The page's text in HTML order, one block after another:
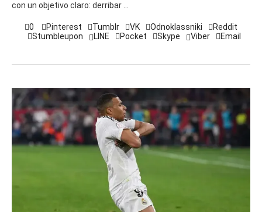
con un objetivo claro: derribar …
0 Pinterest Tumblr VK Odnoklassniki
Reddit
Stumbleupon
LINE Pocket Skype Viber Email